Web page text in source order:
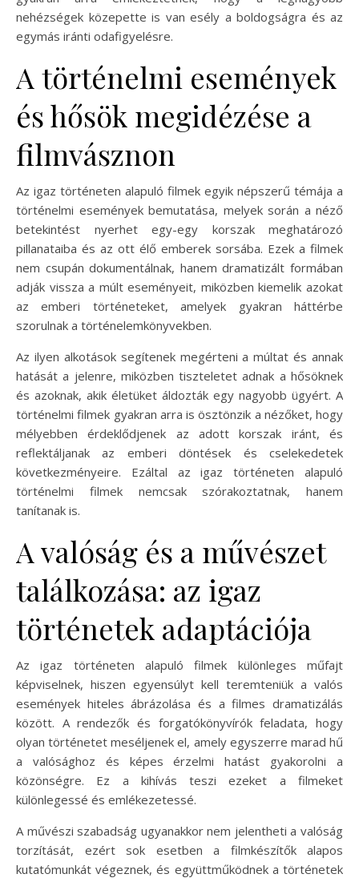
nehézségek közepette is van esély a boldogságra és az
egymás iránti odafigyelésre.
A történelmi események
és hősök megidézése a
filmvásznon
Az igaz történeten alapuló filmek egyik népszerű témája a
történelmi események bemutatása, melyek során a néző
betekintést nyerhet egy-egy korszak meghatározó
pillanataiba és az ott élő emberek sorsába. Ezek a filmek
nem csupán dokumentálnak, hanem dramatizált formában
adják vissza a múlt eseményeit, miközben kiemelik azokat
az emberi történeteket, amelyek gyakran háttérbe
szorulnak a történelemkönyvekben.
Az ilyen alkotások segítenek megérteni a múltat és annak
hatását a jelenre, miközben tiszteletet adnak a hősöknek
és azoknak, akik életüket áldozták egy nagyobb ügyért. A
történelmi filmek gyakran arra is ösztönzik a nézőket, hogy
mélyebben érdeklődjenek az adott korszak iránt, és
reflektáljanak az emberi döntések és cselekedetek
következményeire. Ezáltal az igaz történeten alapuló
történelmi filmek nemcsak szórakoztatnak, hanem
tanítanak is.
A valóság és a művészet
találkozása: az igaz
történetek adaptációja
Az igaz történeten alapuló filmek különleges műfajt
képviselnek, hiszen egyensúlyt kell teremteniük a valós
események hiteles ábrázolása és a filmes dramatizálás
között. A rendezők és forgatókönyvírók feladata, hogy
olyan történetet meséljenek el, amely egyszerre marad hű
a valósághoz és képes érzelmi hatást gyakorolni a
közönségre. Ez a kihívás teszi ezeket a filmeket
különlegessé és emlékezetessé.
A művészi szabadság ugyanakkor nem jelentheti a valóság
torzítását, ezért sok esetben a filmkészítők alapos
kutatómunkát végeznek, és együttműködnek a történetek